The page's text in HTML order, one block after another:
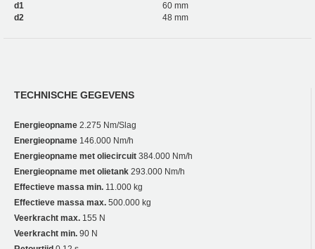
d1
60 mm
d2
48 mm
TECHNISCHE GEGEVENS
Energieopname 2.275 Nm/Slag
Energieopname 146.000 Nm/h
Energieopname met oliecircuit 384.000 Nm/h
Energieopname met olietank 293.000 Nm/h
Effectieve massa min. 11.000 kg
Effectieve massa max. 500.000 kg
Veerkracht max. 155 N
Veerkracht min. 90 N